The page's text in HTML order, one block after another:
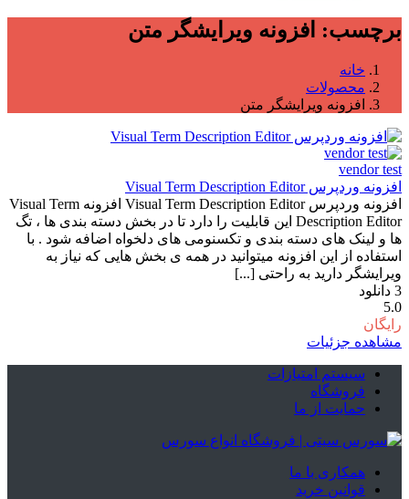
برچسب: افزونه ویرایشگر متن
خانه
محصولات
افزونه ویرایشگر متن
vendor test
افزونه وردپرس Visual Term Description Editor
افزونه وردپرس Visual Term Description Editor افزونه Visual Term
Description Editor این قابلیت را دارد تا در بخش دسته بندی ها ، تگ
ها و لینک های دسته بندی و تکسنومی های دلخواه اضافه شود . با
استفاده از این افزونه میتوانید در همه ی بخش هایی که نیاز به
ویرایشگر دارید به راحتی [...]
3 دانلود
5.0
رایگان
مشاهده جزئیات
سیستم امتیازات
فروشگاه
حمایت از ما
همکاری با ما
قوانین خرید